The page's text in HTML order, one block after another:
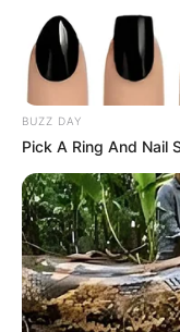
BUZZ DAY
Pick A Ring And Nail